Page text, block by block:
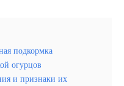
подкормка
огурцов
и признаки их